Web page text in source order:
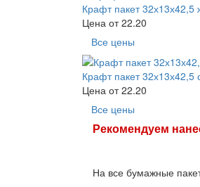
Крафт пакет
Цена от22.20
Все цены
Крафт пакет 32х13х42,5
Цена от22.20
Все цены
Рекомендуем
На все бумажные